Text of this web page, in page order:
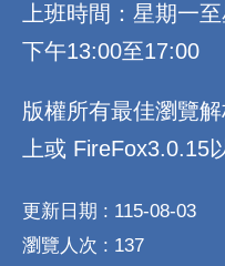
上班時間：星期一
下午13:00至17:00
版權所有最佳瀏覽
上或 FireFox3.0.15
更新日期
115-08-03
瀏覽人次
137